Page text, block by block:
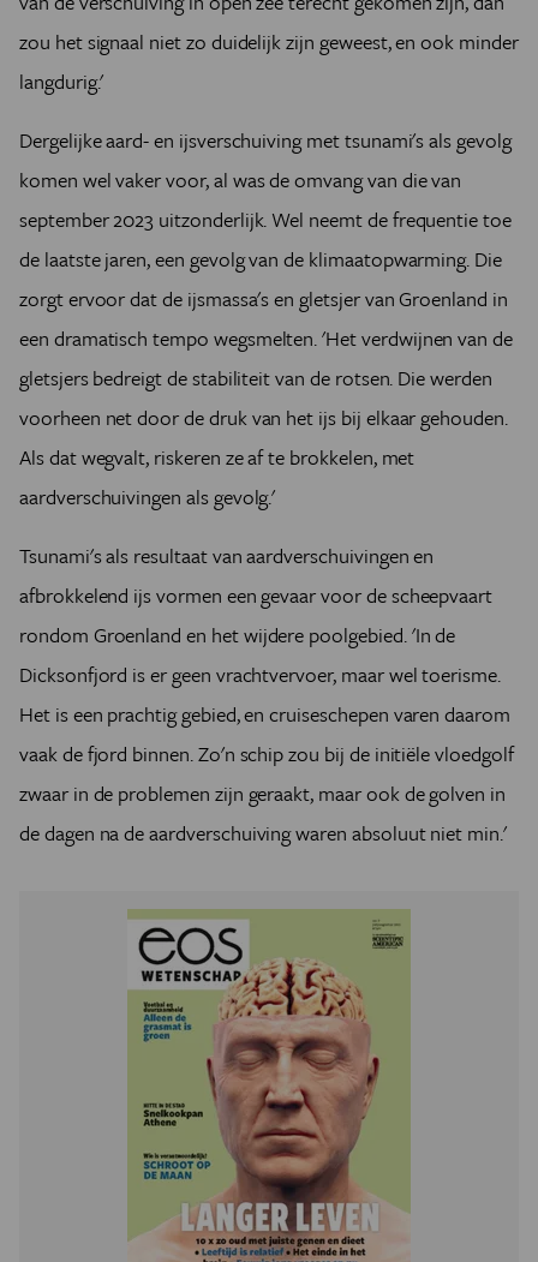
zou het signaal niet zo duidelijk zijn geweest, en ook minder
langdurig.'
Dergelijke aard- en ijsverschuiving met tsunami's als gevolg
komen wel vaker voor, al was de omvang van die van
september 2023 uitzonderlijk. Wel neemt de frequentie toe
de laatste jaren, een gevolg van de klimaatopwarming. Die
zorgt ervoor dat de ijsmassa's en gletsjer van Groenland in
een dramatisch tempo wegsmelten. 'Het verdwijnen van de
gletsjers bedreigt de stabiliteit van de rotsen. Die werden
voorheen net door de druk van het ijs bij elkaar gehouden.
Als dat wegvalt, riskeren ze af te brokkelen, met
aardverschuivingen als gevolg.'
Tsunami's als resultaat van aardverschuivingen en
afbrokkelend ijs vormen een gevaar voor de scheepvaart
rondom Groenland en het wijdere poolgebied. 'In de
Dicksonfjord is er geen vrachtvervoer, maar wel toerisme.
Het is een prachtig gebied, en cruiseschepen varen daarom
vaak de fjord binnen. Zo'n schip zou bij de initiële vloedgolf
zwaar in de problemen zijn geraakt, maar ook de golven in
de dagen na de aardverschuiving waren absoluut niet min.'